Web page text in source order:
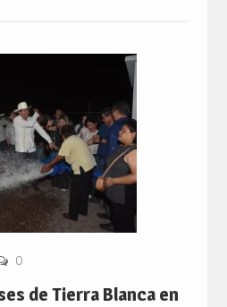
0
de Tierra Blanca en